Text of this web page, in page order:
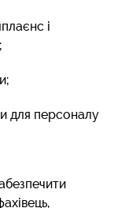
і
для персоналу